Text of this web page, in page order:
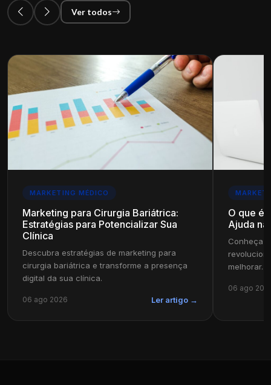
Ver todos
MARKETING MÉDICO
Marketing para Cirurgia Bariátrica:
Estratégias para Potencializar Sua
Clínica
Descubra estratégias de marketing para
cirurgia bariátrica e transforme a presença
digital da sua clínica.
06 ago 2026 Ler artigo →
O que é
Ajuda
Conheça
melhorar...
06 ago